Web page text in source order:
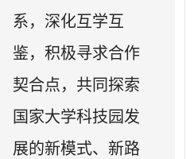
系，深化互学互
鉴，积极寻求合作
契合点，共同探索
国家大学科技园发
展的新模式、新路